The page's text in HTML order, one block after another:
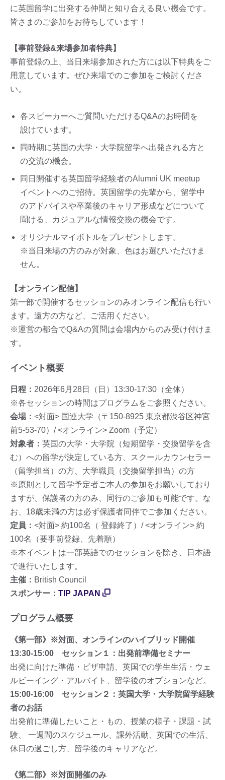
に英国留学に出発する仲間と知り合える良い機会です。
皆さまのご参加をお待ちしています！
【事前登録&来場参加者特典】
事前登録の上、当日来場参加された方には以下特典をご
用意しています。ぜひ来場でのご参加をご検討くださ
い。
各スピーカーへご質問いただけるQ&Aのお時間を
設けています。
同時期に英国の大学・大学院留学へ出発される方と
の交流の機会。
同日開催する英国留学経験者のAlumni UK meetup
イベントへのご招待。英国留学の先輩から、留学中
のアドバイスや卒業後のキャリア形成などについて
聞ける、カジュアルな情報交換の機会です。
オリジナルマイボトルをプレゼントします。
※当日来場の方のみが対象、色はお選びいただけま
せん。
【オンライン配信】
第一部で開催するセッションのみオンライン配信も行い
ます。遠方の方など、ご活用ください。
※運営の都合でQ&Aの質問は会場内からのみ受け付けま
す。
イベント概要
日程： 2026年6月28日（日）13:30-17:30（全体）
※各セッションの時間はプログラムをご参照ください。
会場： <対面> 国連大学（〒150-8925 東京都渋谷区神宮
前5-53-70）/ <オンライン> Zoom（予定）
対象者： 英国の大学・大学院（短期留学・交換留学を含
む）への留学が決定している方、スクールカウンセラー
（留学担当）の方、大学職員（交換留学担当）の方
※原則として留学予定者ご本人の参加をお願いしており
ますが、保護者の方のみ、同行のご参加も可能です。な
お、18歳未満の方は必ず保護者同伴でご参加ください。
定員： <対面> 約100名（ 登録終了）/ <オンライン> 約
100名（要事前登録、先着順）
※本イベントは一部英語でのセッションを除き、日本語
で進行いたします。
主催： British Council
スポンサー： TIP JAPAN
プログラム概要
《第一部》※対面、オンラインのハイブリッド開催
13:30-15:00 セッション１：出発前準備セミナー
出発に向けた準備・ビザ申請、英国での学生生活・ウェ
ルビーイング・アルバイト、留学後のオプションなど。
15:00-16:00 セッション２：英国大学・大学院留学経験
者のお話
出発前に準備したいこと・もの、授業の様子・課題・試
験、 一週間のスケジュール、課外活動、英国での生活、
休日の過ごし方、留学後のキャリアなど。
《第二部》※対面開催のみ